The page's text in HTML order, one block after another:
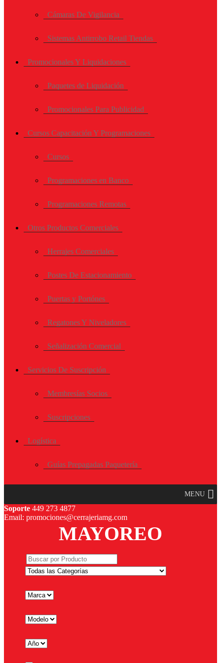
Cámaras De Vigilancia
Sistemas Antirrobo Retail Tiendas
Promocionales Y Liquidaciones
Paquetes de Liquidación
Promocionales Para Publicidad
Cursos Capacitación Y Programaciones
Cursos
Programaciones en Banco
Programaciones Remotas
Otros Productos Comerciales
Herrajes Comerciales
Postes De Estacionamiento
Puertas y Portónes
Regatones Y Niveladores
Señalización Comercial
Servicios De Suscripción
Membresías Socios
Suscripciones
Logística
Guías Prepagadas Paquetería
MENU
Soporte 449 273 4877
Email: promociones@cerrajeriamg.com
MAYOREO